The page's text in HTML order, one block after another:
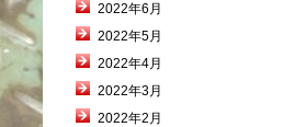
2022年6月
2022年5月
2022年4月
2022年3月
2022年2月